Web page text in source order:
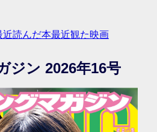
近読んだ本最近観た映画
ジン 2026年16号